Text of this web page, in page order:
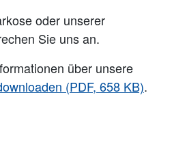
oder unserer
Sie uns an.
über unsere
(PDF, 658 KB).